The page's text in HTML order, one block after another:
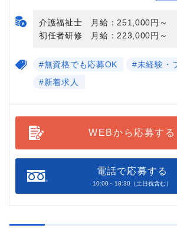
介護福祉士 月給：251,000円～
初任者研修 月給：223,000円～
#無資格でも応募OK
#未経験・
#新着求人
WEBから応募する
電話で応募する
10:00～18:30（土日祝含む）